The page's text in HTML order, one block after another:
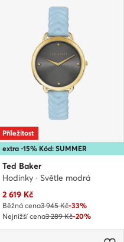
extra -15% Kód: SUMMER
Příležitost
Ted Baker
Hodinky · Světle modrá
Aktuální cena
2 619 Kč
Běžná cena3 945 Kč-33%
Nejnižší cena3 289 Kč-20%